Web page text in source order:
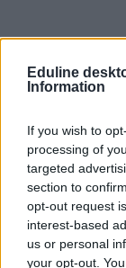
Eduline
Information
If you wish to
processing of
targeted
section to
opt-out request
interest-based
us or personal
your opt-out.